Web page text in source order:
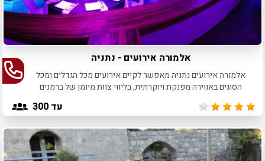
אלמורה אירועים - נתניה
אלמורה אירועים נתניה מאפשר לקיים אירועים מכל הגדלים ומכל
הסוגים באווירה מפנקת ויוקרתית, בליווי צוות מיומן של ברמנים
עד 300